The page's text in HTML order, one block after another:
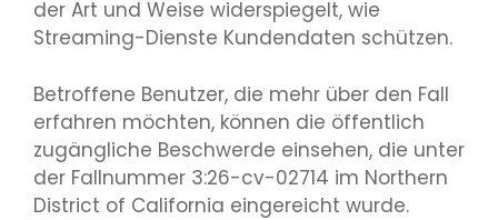
der Art und Weise widerspiegelt, wie
Streaming-Dienste Kundendaten schützen.
Betroffene Benutzer, die mehr über den Fall
erfahren möchten, können die öffentlich
zugängliche Beschwerde einsehen, die unter
der Fallnummer 3:26-cv-02714 im Northern
District of California eingereicht wurde.